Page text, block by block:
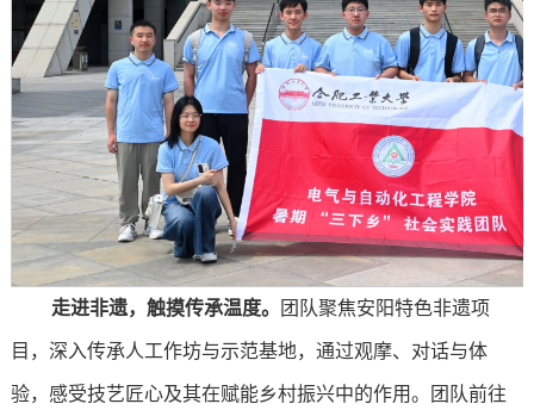
走进非遗，触摸传承温度。 团队聚焦安阳特色非遗项
目，深入传承人工作坊与示范基地，通过观摩、对话与体
验，感受技艺匠心及其在赋能乡村振兴中的作用。团队前往